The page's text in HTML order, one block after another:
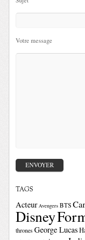
Votre message
TAGS
Acteur Avengers BTS
Disney
thrones George Lucas